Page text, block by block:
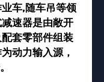
车,随车吊等领
速器是由敞开
套零部件组装
动力输入源，